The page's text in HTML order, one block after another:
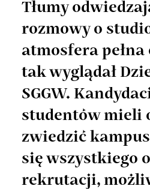
Tłumy
rozmowy o
atmosfera pełna
tak wyglądał
SGGW.
studentów mieli
zwiedzić
się wszystkiego
rekrutacji,